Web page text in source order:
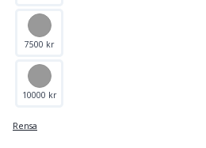
7500 kr
10000 kr
Rensa